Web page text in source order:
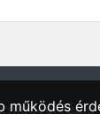
régió
működés